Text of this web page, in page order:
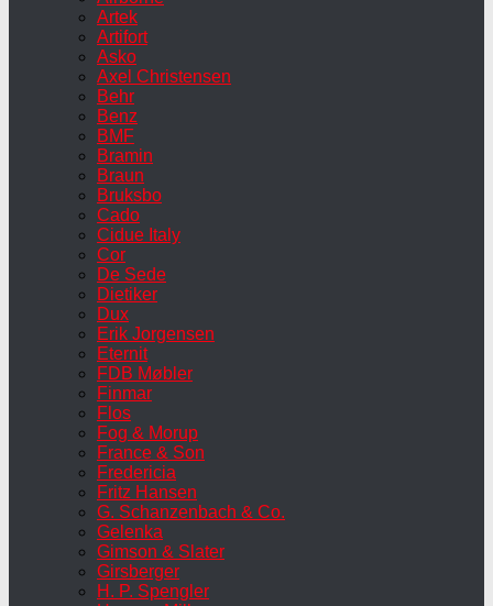
Artek
Artifort
Asko
Axel Christensen
Behr
Benz
BMF
Bramin
Braun
Bruksbo
Cado
Cidue Italy
Cor
De Sede
Dietiker
Dux
Erik Jorgensen
Eternit
FDB Møbler
Finmar
Flos
Fog & Morup
France & Son
Fredericia
Fritz Hansen
G. Schanzenbach & Co.
Gelenka
Gimson & Slater
Girsberger
H. P. Spengler